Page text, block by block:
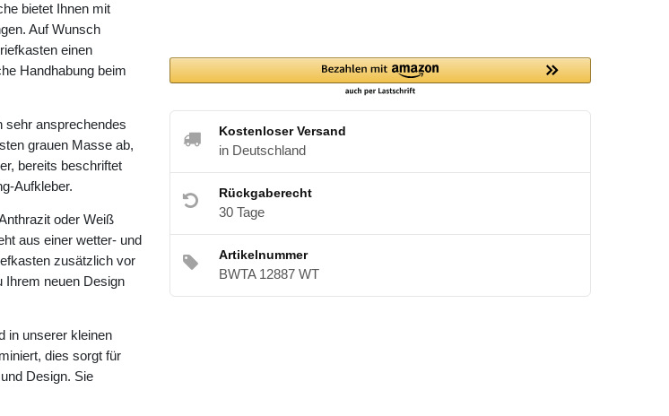
bietet Ihnen mit
Auf Wunsch
einen
Handhabung beim
sehr ansprechendes
grauen Masse ab,
bereits beschriftet
Aufkleber.
oder Weiß
aus einer wetter- und
zusätzlich vor
Ihrem neuen Design
in unserer kleinen
dies sorgt für
Design. Sie
Kostenloser Versand
in Deutschland
Rückgaberecht
30 Tage
Artikelnummer
BWTA 12887 WT